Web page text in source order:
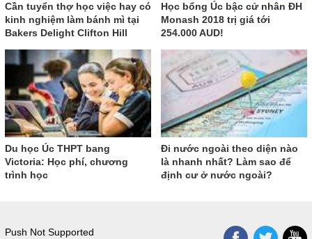
Cần tuyển thợ học việc hay có
kinh nghiệm làm bánh mì tại
Bakers Delight Clifton Hill
Học bổng Úc bậc cử nhân ĐH
Monash 2018 trị giá tới
254.000 AUD!
Du học Úc THPT bang
Victoria: Học phí, chương
trình học
Đi nước ngoài theo diện nào
là nhanh nhất? Làm sao để
định cư ở nước ngoài?
Push Not Supported